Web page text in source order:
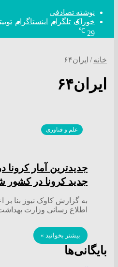
نوشته تصادفی
خوراک تلگرام اینستاگرام
29
℃
خانه / ایران۶۴
ایران۶۴
علم و فناوری
جدید کرونا در
به گزارش کاوک نیوز بنا
اطلاع رسانی وزارت بهداشت؛ تا کنون
بیشتر بخوانید »
بایگانی‌ها